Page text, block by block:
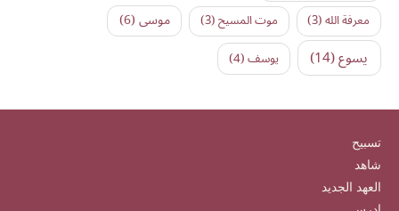
معرفة الله(3) موت المسيح(3) موسى(6)
يسوع(14) يوسف(4)
تسبيح
شاهد
العهد الجديد